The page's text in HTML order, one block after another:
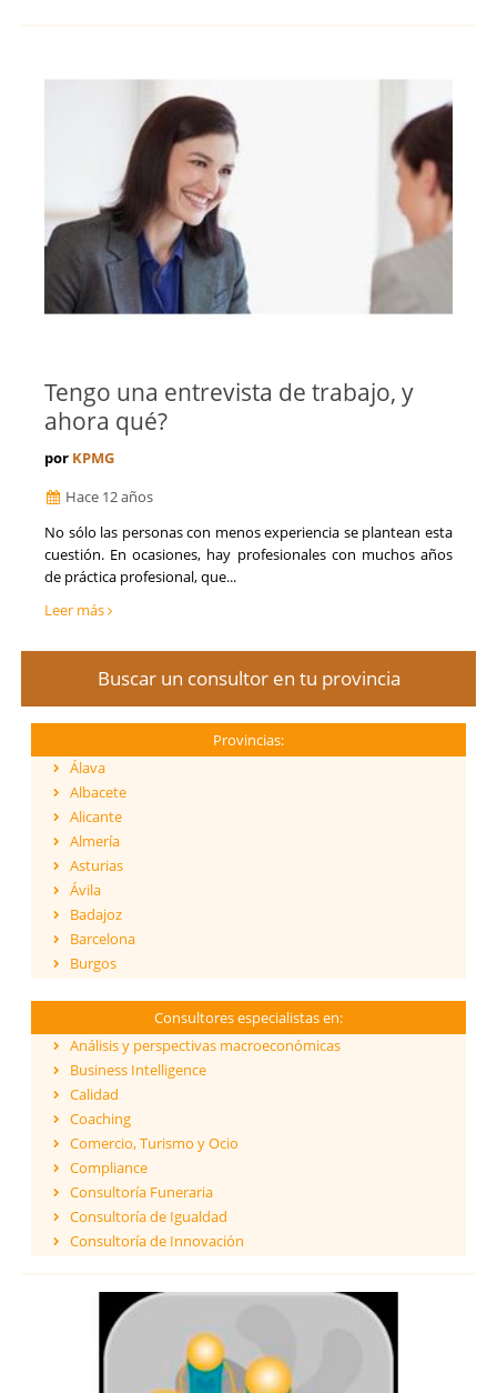
Tengo una entrevista de trabajo, y
ahora qué?
por KPMG
Hace 12 años
No sólo las personas con menos experiencia se plantean esta
cuestión. En ocasiones, hay profesionales con muchos años
de práctica profesional, que...
Leer más
Buscar un consultor en tu provincia
Provincias:
Álava
Albacete
Alicante
Almería
Asturias
Ávila
Badajoz
Barcelona
Burgos
Cantabria
Castellón
Ceuta
Ciudad Real
Córdoba
Cuenca
Girona
Granada
Guadalajara
Islas Baleares
Consultores especialistas en:
Análisis y perspectivas macroeconómicas
Business Intelligence
Calidad
Coaching
Comercio, Turismo y Ocio
Compliance
Consultoría Funeraria
Consultoría de Igualdad
Consultoría de Innovación
ESG - Environmental, Social & Governance
Eficiencia Energética
Financiación de proyectos internacionales
Finanzas empresariales
Formación